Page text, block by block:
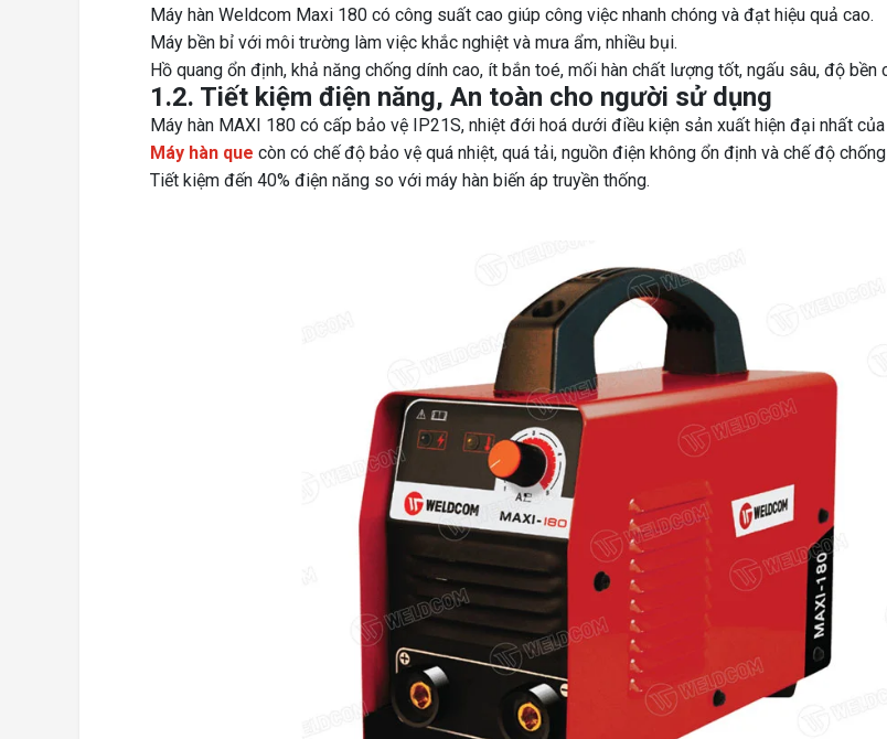
Máy hàn Weldcom Maxi 180 có công suất cao giúp công việc nhanh chóng và đạt hiệu quả cao.
Máy bền bỉ với môi trường làm việc khắc nghiệt và mưa ẩm, nhiều bụi.
Hồ quang ổn định, khả năng chống dính cao, ít bắn toé, mối hàn chất lượng tốt, ngấu sâu, độ bền
1.2. Tiết kiệm điện năng, An toàn cho người sử dụng
Máy hàn MAXI 180 có cấp bảo vệ IP21S, nhiệt đới hoá dưới điều kiện sản xuất hiện đại nhất của
Máy hàn que còn có chế độ bảo vệ quá nhiệt, quá tải, nguồn điện không ổn định và chế độ
Tiết kiệm đến 40% điện năng so với máy hàn biến áp truyền thống.